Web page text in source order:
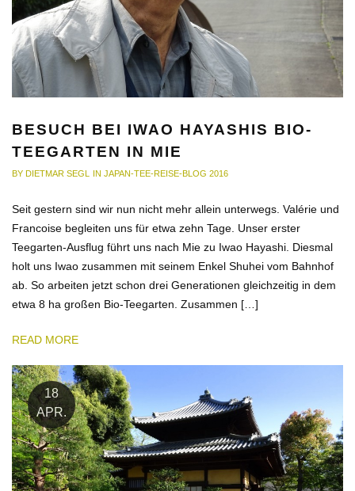
BESUCH BEI IWAO HAYASHIS BIO-
TEEGARTEN IN MIE
BY DIETMAR SEGL IN JAPAN-TEE-REISE-BLOG 2016
Seit gestern sind wir nun nicht mehr allein unterwegs. Valérie und
Francoise begleiten uns für etwa zehn Tage. Unser erster
Teegarten-Ausflug führt uns nach Mie zu Iwao Hayashi. Diesmal
holt uns Iwao zusammen mit seinem Enkel Shuhei vom Bahnhof
ab. So arbeiten jetzt schon drei Generationen gleichzeitig in dem
etwa 8 ha großen Bio-Teegarten. Zusammen […]
READ MORE
18
APR.